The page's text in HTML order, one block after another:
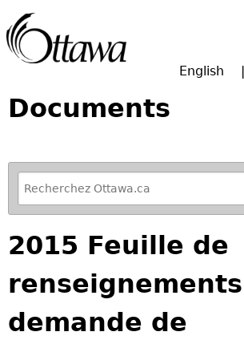
English
Documents
R
e
f
i
n
e
y
o
u
2015 Feuille de
demande de